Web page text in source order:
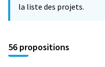
la liste des projets.
56 propositions